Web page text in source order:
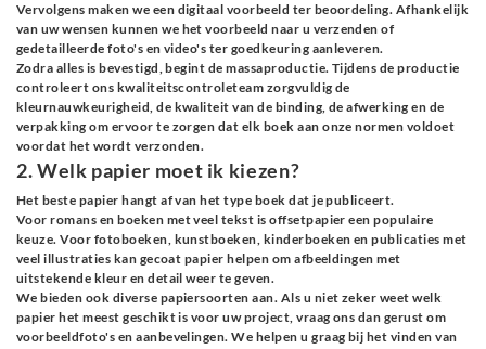
Vervolgens maken we een digitaal voorbeeld ter beoordeling. Afhankelijk
van uw wensen kunnen we het voorbeeld naar u verzenden of
gedetailleerde foto's en video's ter goedkeuring aanleveren.
Zodra alles is bevestigd, begint de massaproductie. Tijdens de productie
controleert ons kwaliteitscontroleteam zorgvuldig de
kleurnauwkeurigheid, de kwaliteit van de binding, de afwerking en de
verpakking om ervoor te zorgen dat elk boek aan onze normen voldoet
voordat het wordt verzonden.
2. Welk papier moet ik kiezen?
Het beste papier hangt af van het type boek dat je publiceert.
Voor romans en boeken met veel tekst is offsetpapier een populaire
keuze. Voor fotoboeken, kunstboeken, kinderboeken en publicaties met
veel illustraties kan gecoat papier helpen om afbeeldingen met
uitstekende kleur en detail weer te geven.
We bieden ook diverse papiersoorten aan. Als u niet zeker weet welk
papier het meest geschikt is voor uw project, vraag ons dan gerust om
voorbeeldfoto's en aanbevelingen. We helpen u graag bij het vinden van